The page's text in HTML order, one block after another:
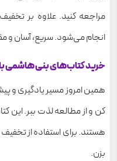
مراجعه کنید. علاوه بر
انجام می‌شود. سریع، آسان و
خرید کتاب‌های بنی هاشمی با 15٪ تخفیف
همین امروز مسیر یادگیری و
کن و از مطالعه لذت ببر. این
بزن.